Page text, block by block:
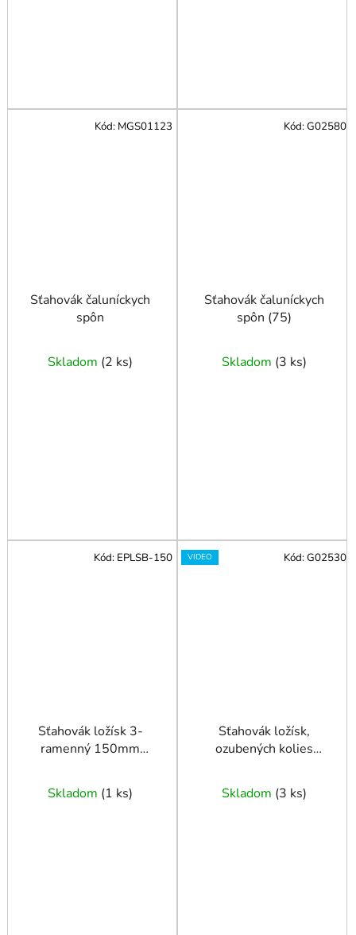
Sťahovák čaluníckych
spôn
Skladom (2 ks)
Kód: MGS01123
Sťahovák čaluníckych
spôn (75)
Skladom (3 ks)
Kód:G02580
Sťahovák ložísk 3-
ramenný 150mm
Skladom (1 ks)
Kód: EPLSB-150 VIDEO
Sťahovák ložísk,
ozubených kolies
Skladom (3 ks)
Kód:G02530